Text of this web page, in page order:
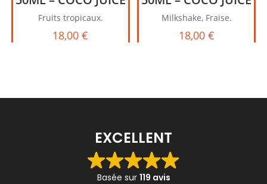
Fruits tropicaux.
18,00€
Milkshake, Fraise.
18,00 €
EXCELLENT
Basée sur 119 avis